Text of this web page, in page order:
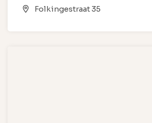
Folkingestraat 35